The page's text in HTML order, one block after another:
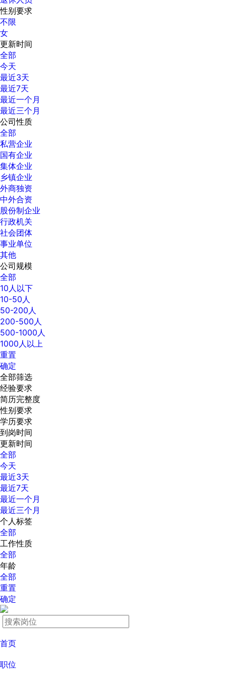
性别要求
不限
女
更新时间
全部
今天
最近3天
最近7天
最近一个月
最近三个月
公司性质
全部
私营企业
国有企业
集体企业
乡镇企业
外商独资
中外合资
股份制企业
行政机关
社会团体
事业单位
其他
公司规模
全部
10人以下
10-50人
50-200人
200-500人
500-1000人
1000人以上
重置
确定
全部筛选
经验要求
简历完整度
性别要求
学历要求
到岗时间
更新时间
全部
今天
最近3天
最近7天
最近一个月
最近三个月
个人标签
全部
工作性质
全部
年龄
全部
重置
确定
首页
职位